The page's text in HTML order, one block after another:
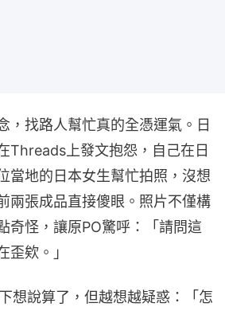
，找路人幫忙真的全憑運氣。日
Threads上發文抱怨，自己在日
當地的日本女生幫忙拍照，沒想
兩張成品直接傻眼。照片不僅構
奇怪，讓原PO驚呼：「請問這
歪欸。」
想說算了，但越想越疑惑：「怎